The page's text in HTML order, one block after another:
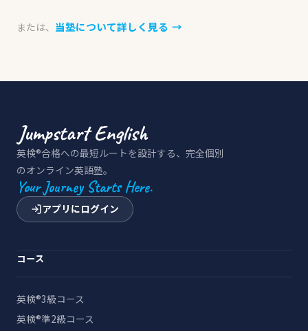
または、 当塾について詳しく見る →
英検®合格への最短ルートを設計する、完全個別
のオンライン英語塾。
Your Journey Starts Here.
アプリにログイン
コース
英検®3級コース
英検®準2級コース